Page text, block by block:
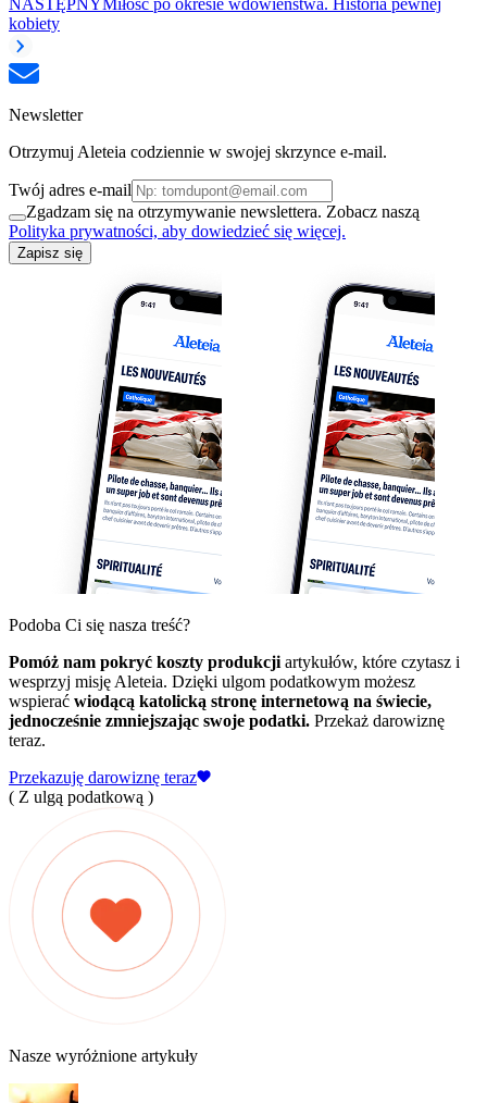
kobiety
Newsletter
Otrzymuj Aleteia codziennie w swojej skrzynce e-mail.
Twój adres e-mail
Zgadzam się na otrzymywanie newslettera. Zobacz naszą
Polityka prywatności, aby dowiedzieć się więcej.
Zapisz się
Podoba Ci się nasza treść?
Pomóż nam pokryć koszty produkcji artykułów, które czytasz i
wesprzyj misję Aleteia. Dzięki ulgom podatkowym możesz
wspierać wiodącą katolicką stronę internetową na świecie,
jednocześnie zmniejszając swoje podatki. Przekaż darowiznę
teraz.
Przekazuję darowiznę teraz
( Z ulgą podatkową )
Nasze wyróżnione artykuły